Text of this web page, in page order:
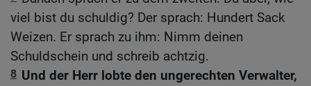
viel bist du schuldig? Der sprach: Hundert Sack
Weizen. Er sprach zu ihm: Nimm deinen
Schuldschein und schreib achtzig.
8 Und der Herr lobte den ungerechten Verwalter,